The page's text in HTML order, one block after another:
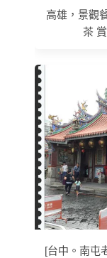
高雄，景觀
茶
[台中。南屯